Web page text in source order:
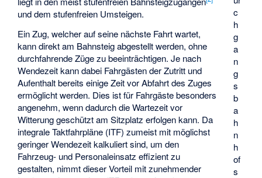
c
h
g
a
n
g
s
b
a
h
n
h
of
s
und dem stufenfreien Umsteigen.
Ein Zug, welcher auf seine nächste Fahrt wartet,
kann direkt am Bahnsteig abgestellt werden, ohne
durchfahrende Züge zu beeinträchtigen. Je nach
Wendezeit kann dabei Fahrgästen der Zutritt und
Aufenthalt bereits einige Zeit vor Abfahrt des Zuges
ermöglicht werden. Dies ist für Fahrgäste besonders
angenehm, wenn dadurch die Wartezeit vor
Witterung geschützt am Sitzplatz erfolgen kann. Da
integrale Taktfahrpläne (ITF) zumeist mit möglichst
geringer Wendezeit kalkuliert sind, um den
Fahrzeug- und Personaleinsatz effizient zu
gestalten, nimmt dieser Vorteil mit zunehmender